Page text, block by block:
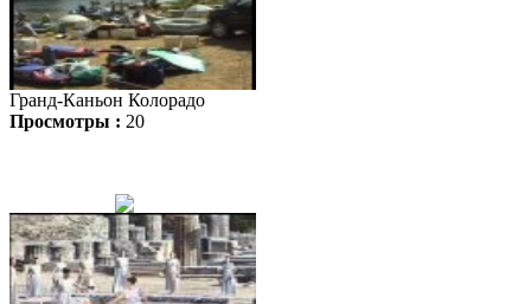
Гранд-Каньон Колорадо
Просмотры : 20